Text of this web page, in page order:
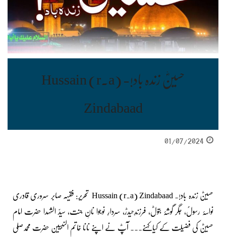
حسینؓ زندہ باد!- Hussain (r.a)
Zindabaad
01/07/2024
حسینؓ زندہ باد!. Hussain (r.a) Zindabaad تحریر: فقیہہ صابر سروری قادری
نواسۂ رسولؐ، جگر گوشۂ بتولؓ، فرزندِحیدرؓ، سردارِ نوجوا نانِ جنت، سیدّ الشہدا حضرت امام
حسینؓ کی فضیلت کے کیاکہنے۔۔۔ آپؓ نے اپنے نانا خاتم النبیین حضرت محمدصلی